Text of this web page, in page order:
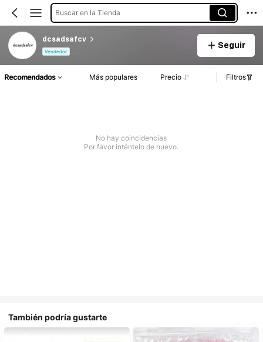
Buscar en la Tienda
dcsadsafcv
Vendedor
Seguir
Recomendados Más populares Precio Filtros
No hay coincidencias
Por favor inténtelo de nuevo.
También podría gustarte